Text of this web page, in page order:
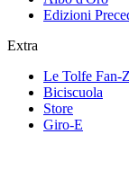
Edizioni
Extra
Le Tolfe Fan-
Biciscuola
Store
Giro-E